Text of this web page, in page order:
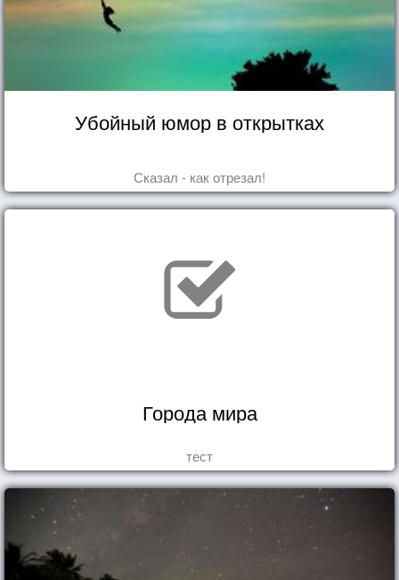
Убойный юмор в открытках
Сказал - как отрезал!
Города мира
тест